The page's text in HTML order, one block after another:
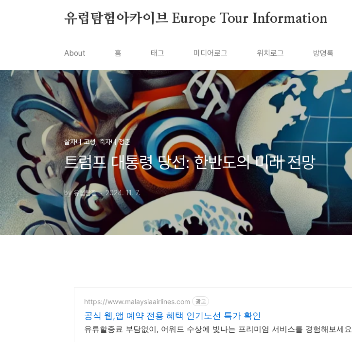
유럽탐험아카이브 Europe Tour Information
About 홈 태그 미디어로그 위치로그 방명록
살자니 고생, 죽자니 청춘
트럼프 대통령 당선: 한반도의 미래 전망
by 유럽탐험 2024. 11. 7.
https://www.malaysiaairlines.com 광고
공식 웹,앱 예약 전용 혜택 인기노선 특가 확인
유류할증료 부담없이, 어워드 수상에 빛나는 프리미엄 서비스를 경험해보세요